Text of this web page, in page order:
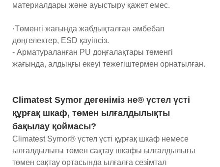
материалдары және ауыстыру қажет емес.
·Төменгі жағында жабдықталған әмбебап
дөңгелектер, ESD қауіпсіз.
- Арматураланған PU доңғалақтары төменгі
жағында, алдыңғы екеуі тежегіштермен орнатылған.
Climatest Symor дегеніміз не® үстел үсті
құрғақ шкаф, төмен ылғалдылықты
бақылау қоймасы?
Climatest Symor® үстел үсті құрғақ шкаф немесе
ылғалдылығы төмен сақтау шкафы ылғалдылығы
төмен сақтау ортасында ылғалға сезімтал